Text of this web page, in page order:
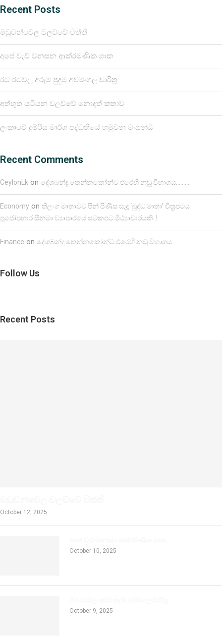
Recent Posts
මඩුවන්වෙල වලව්වේ විත්ති
අපේ වැව් වනසන ආක්රමණික ශාක
රට රටවල අරුම පුදුම අවමංගල චාරිත්‍ර
අත්භූත යටියන වලව්වේ නොදත් කතාව
ලංකාවේ දුම්රිය මාර්ග පද්ධතියේ හමුවන මංසන්ධි
Recent Comments
CeylonLk on දේශබන්දු තෙන්නකෝන්ට එරෙහි නඩු විභාගය……….
Economy on තිලංග මාතාවට පින් පිණිස සෑදූ ‘බුද්ධ මාතා’ චිත්‍රපටය
පූජෝපහාර සිනමා ව්‍යාපාරයේ සටකපට මිථ්‍යාචාරයකි..!
Finance on දේශබන්දු තෙන්නකෝන්ට එරෙහි නඩු විභාගය……….
Follow Us
Recent Posts
October 12, 2025
October 10, 2025
October 9, 2025